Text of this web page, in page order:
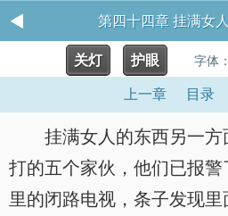
第四十四章 挂满女
关灯 护眼 字体：
上一章 目录
挂满女人的东西另一
打的五个家伙，他们已报
里的闭路电视，条子发现